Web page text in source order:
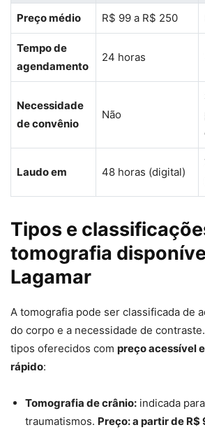
Preço médio R$ 99 a R$ 250
Tempo de
agendamento
24 horas
Necessidade
de convênio
Não
Laudo em 48 horas (digital)
Tipos e
tomografia
Lagamar
A tomografia pode ser classificada de
do corpo e a necessidade de
tipos oferecidos com preço acessível
rápido:
Tomografia de crânio: indicada
traumatismos. Preço: a partir de R$